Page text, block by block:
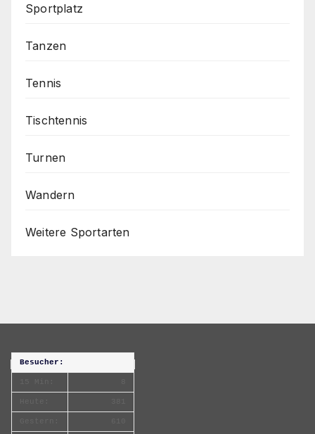
Sportplatz
Tanzen
Tennis
Tischtennis
Turnen
Wandern
Weitere Sportarten
Besucher: